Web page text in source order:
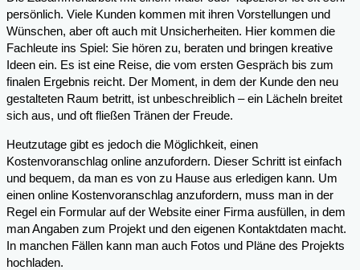
persönlich. Viele Kunden kommen mit ihren Vorstellungen und
Wünschen, aber oft auch mit Unsicherheiten. Hier kommen die
Fachleute ins Spiel: Sie hören zu, beraten und bringen kreative
Ideen ein. Es ist eine Reise, die vom ersten Gespräch bis zum
finalen Ergebnis reicht. Der Moment, in dem der Kunde den neu
gestalteten Raum betritt, ist unbeschreiblich – ein Lächeln breitet
sich aus, und oft fließen Tränen der Freude.
Heutzutage gibt es jedoch die Möglichkeit, einen
Kostenvoranschlag online anzufordern. Dieser Schritt ist einfach
und bequem, da man es von zu Hause aus erledigen kann. Um
einen online Kostenvoranschlag anzufordern, muss man in der
Regel ein Formular auf der Website einer Firma ausfüllen, in dem
man Angaben zum Projekt und den eigenen Kontaktdaten macht.
In manchen Fällen kann man auch Fotos und Pläne des Projekts
hochladen.